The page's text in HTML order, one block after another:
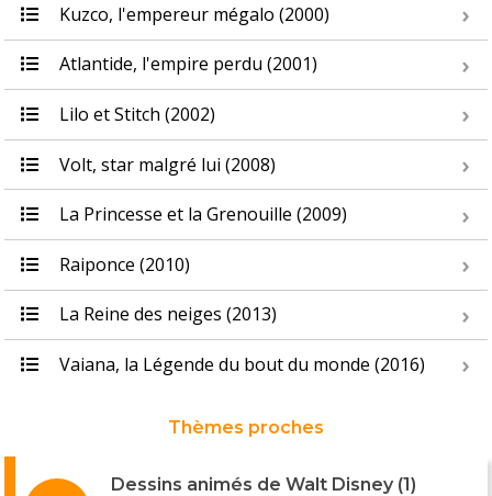
Kuzco, l'empereur mégalo (2000)
Atlantide, l'empire perdu (2001)
Lilo et Stitch (2002)
Volt, star malgré lui (2008)
La Princesse et la Grenouille (2009)
Raiponce (2010)
La Reine des neiges (2013)
Vaiana, la Légende du bout du monde (2016)
Thèmes proches
Dessins animés de Walt Disney (1)